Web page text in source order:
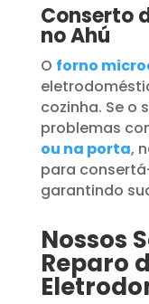
Conserto
no Ahú
O forno
cozinha. Se o
problemas
ou na porta,
para
garantindo
Nossos
Reparo